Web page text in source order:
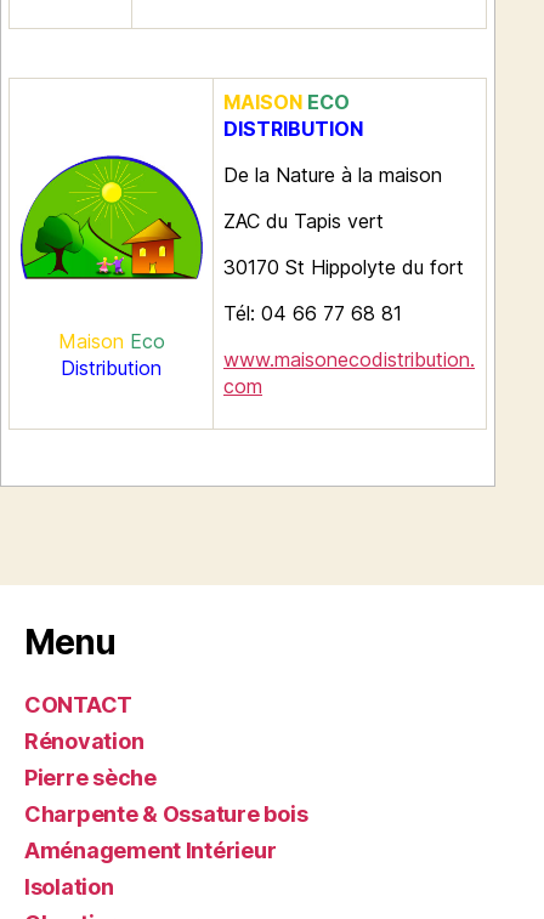
Maison Eco
Distribution
MAISON ECO
DISTRIBUTION
De la Nature à la maison
ZAC du Tapis vert
30170 St Hippolyte du fort
Tél: 04 66 77 68 81
www.maisonecodistribution.
com
Menu
CONTACT
Rénovation
Pierre sèche
Charpente & Ossature bois
Aménagement Intérieur
Isolation